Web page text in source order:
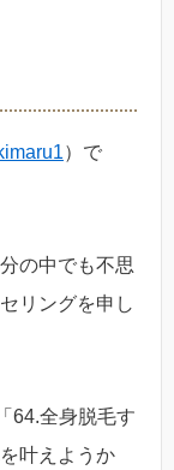
）で
の中でも不思
リングを申し
64.全身脱毛す
叶えようか